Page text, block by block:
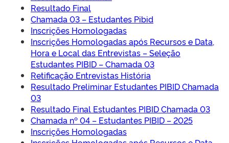
Resultado Final
Chamada 03 – Estudantes Pibid
Inscrições Homologadas
Inscrições Homologadas após Recursos e Data,
Hora e Local das Entrevistas – Seleção
Estudantes PIBID – Chamada 03
Retificação Entrevistas História
Resultado Preliminar Estudantes PIBID Chamada
03
Resultado Final Estudantes PIBID Chamada 03
Chamada nº 04 – Estudantes PIBID – 2025
Inscrições Homologadas